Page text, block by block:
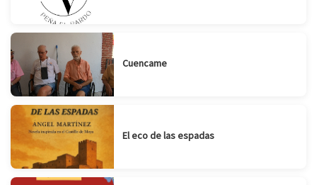
Cuencame
El eco de las espadas